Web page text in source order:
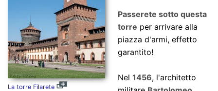
La torre Filarete
Passerete sotto questa
torre per arrivare alla
piazza d'armi, effetto
garantito!
Nel 1456, l'architetto